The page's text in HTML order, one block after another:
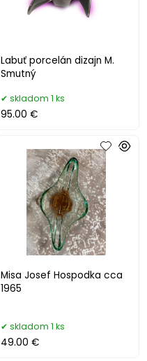
Labuť porcelán dizajn M.
Smutný
skladom 1 ks
95.00 €
Misa Josef Hospodka cca
1965
skladom 1 ks
49.00 €